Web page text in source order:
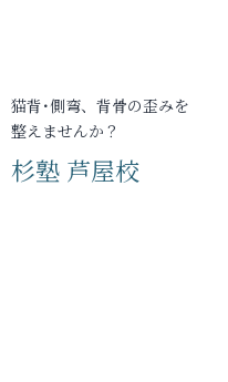
猫背･側弯、背骨の歪みを
整えませんか？
杉塾 芦屋校